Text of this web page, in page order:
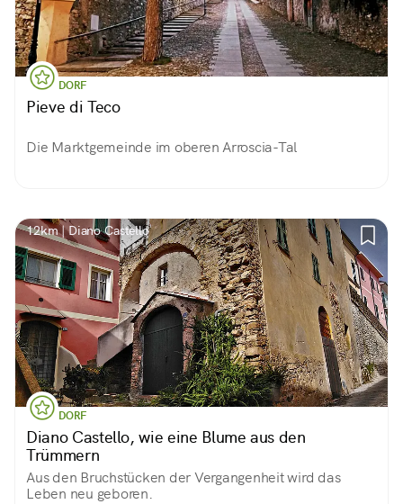
DORF
Pieve di Teco
Die Marktgemeinde im oberen Arroscia-Tal
12km | Diano Castello
DORF
Diano Castello, wie eine Blume aus den
Trümmern
Aus den Bruchstücken der Vergangenheit wird das
Leben neu geboren.